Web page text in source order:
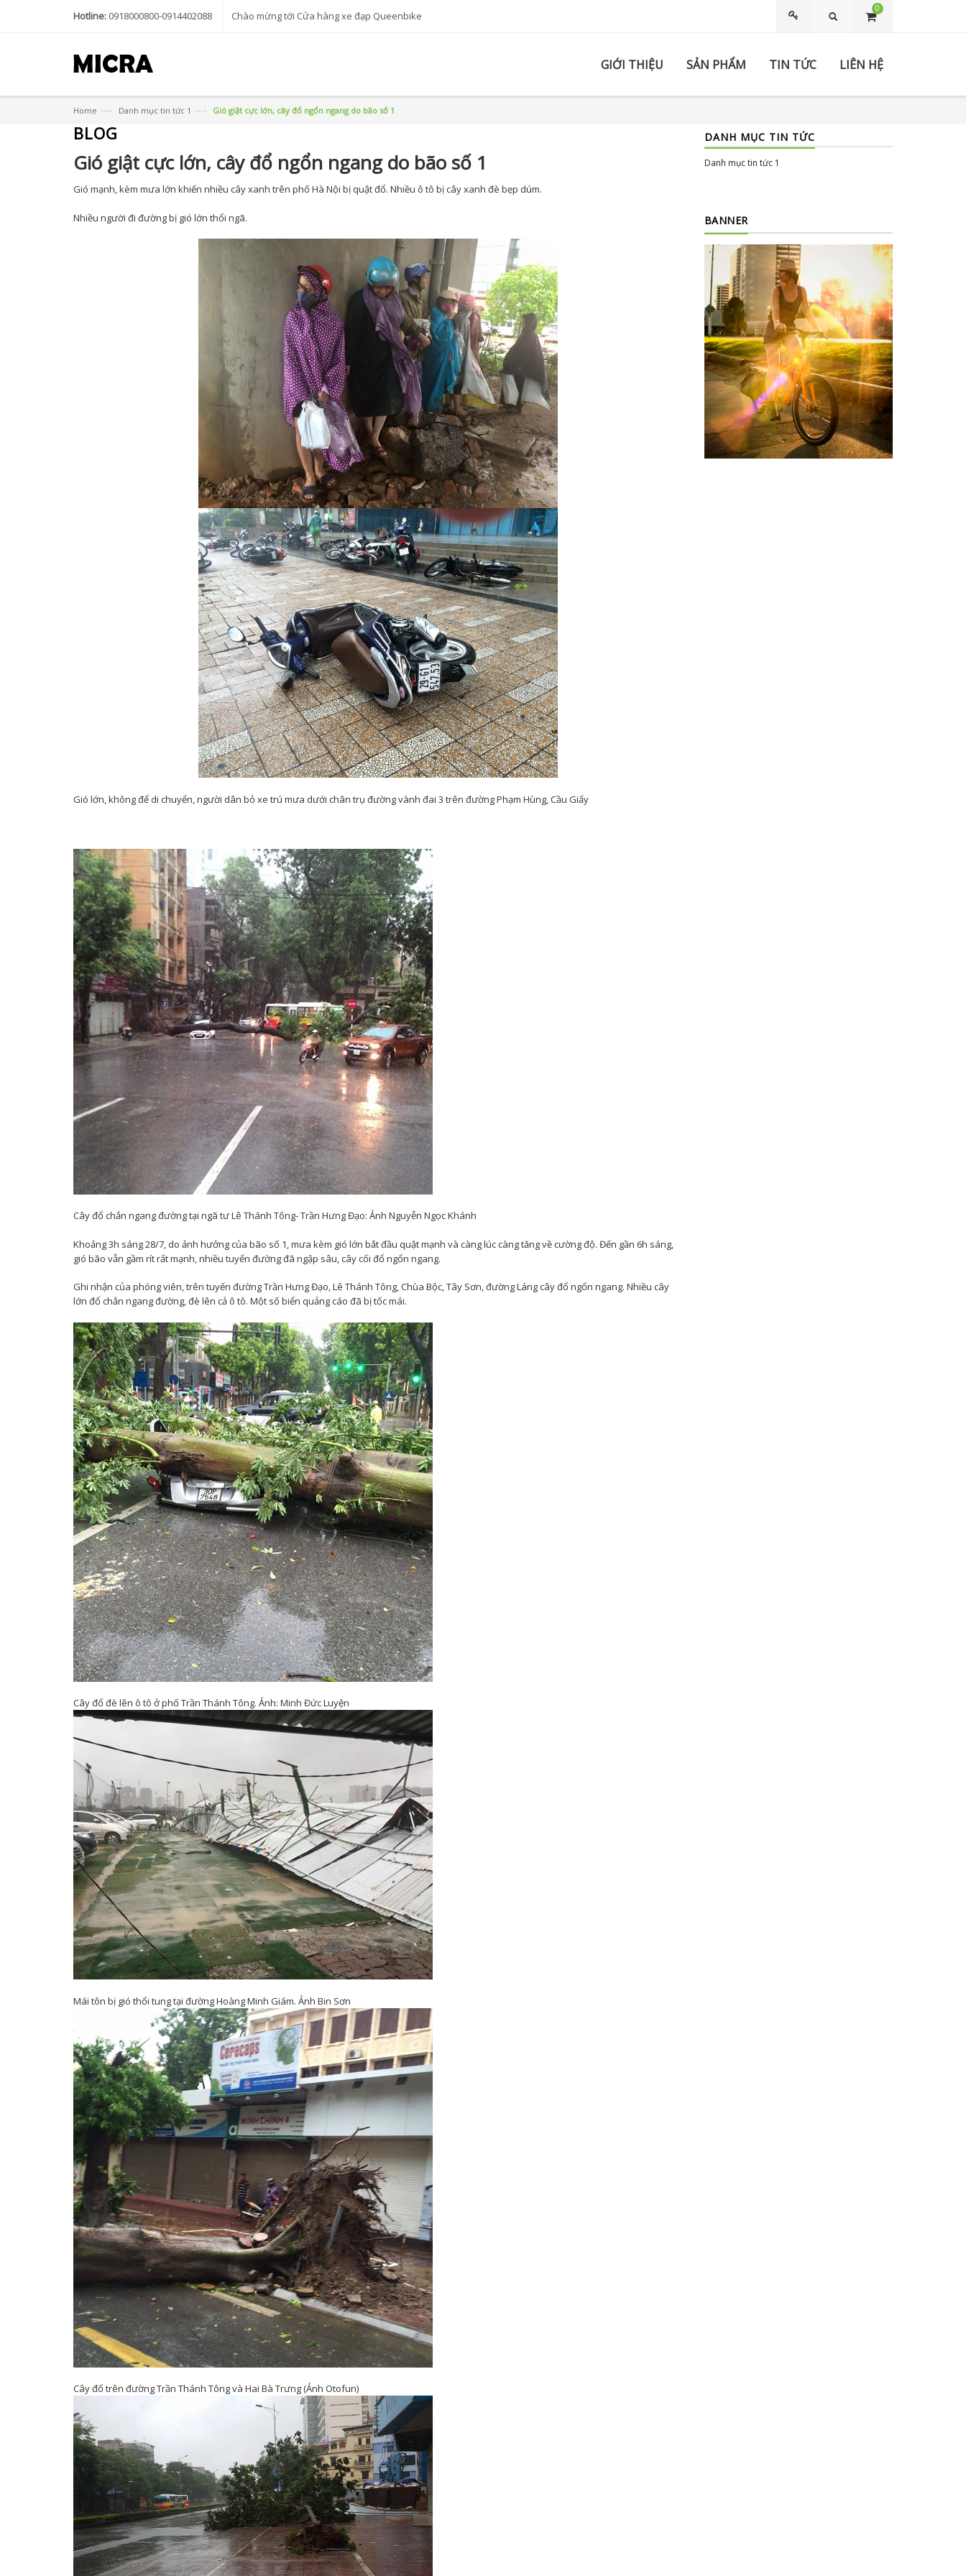
Hotline: 0918000800-0914402088 Chào mừng tới Cửa hàng xe đạp Queenbike
0
Tìm kiếm
GIỚI THIỆU SẢN PHẨM TIN TỨC LIÊN HỆ
Home —› Danh mục tin tức 1 —› Gió giật cực lớn, cây đổ ngổn ngang do bão số 1
BLOG
Gió giật cực lớn, cây đổ ngổn ngang do bão số 1
Gió mạnh, kèm mưa lớn khiến nhiều cây xanh trên phố Hà Nội bị quật đổ. Nhiều ô tô bị cây xanh đè bẹp dúm.
Nhiều người đi đường bị gió lớn thổi ngã.
Gió lớn, không để di chuyển, người dân bỏ xe trú mưa dưới chân trụ đường vành đai 3 trên đường Phạm Hùng, Cầu Giấy
Cây đổ chắn ngang đường tại ngã tư Lê Thánh Tông- Trần Hưng Đạo: Ảnh Nguyễn Ngọc Khánh
Khoảng 3h sáng 28/7, do ảnh hưởng của bão số 1, mưa kèm gió lớn bắt đầu quật mạnh và càng lúc càng tăng về cường độ. Đến gần 6h sáng,
gió bão vẫn gầm rít rất mạnh, nhiều tuyến đường đã ngập sâu, cây cối đổ ngổn ngang.
Ghi nhận của phóng viên, trên tuyến đường Trần Hưng Đạo, Lê Thánh Tông, Chùa Bộc, Tây Sơn, đường Láng cây đổ ngổn ngang. Nhiều cây
lớn đổ chắn ngang đường, đè lên cả ô tô. Một số biển quảng cáo đã bị tốc mái.
Cây đổ đè lên ô tô ở phố Trần Thánh Tông. Ảnh: Minh Đức Luyện
Mái tôn bị gió thổi tung tại đường Hoàng Minh Giám. Ảnh Bin Sơn
Cây đổ trên đường Trần Thánh Tông và Hai Bà Trưng (Ảnh Otofun)
DANH MỤC TIN TỨC
Danh mục tin tức 1
BANNER